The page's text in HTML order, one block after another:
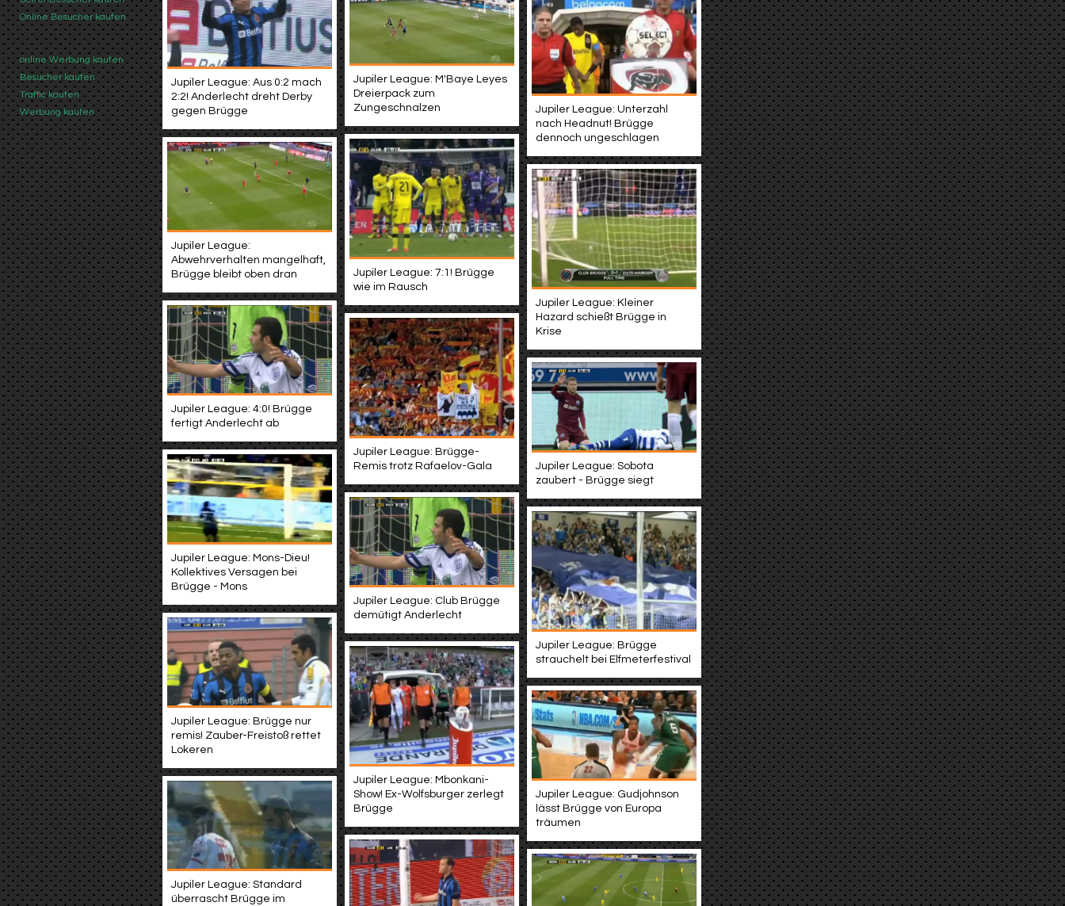
Online Besucher kaufen
online Werbung kaufen
Besucher kaufen
Traffic kaufen
Werbung kaufen
Jupiler League: M'Baye Leyes
Dreierpack zum
Zungeschnalzen
Jupiler League: Unterzahl
nach Headnut! Brügge
dennoch ungeschlagen
Jupiler League: Aus 0:2 mach
2:2! Anderlecht dreht Derby
gegen Brügge
Jupiler League: 7:1! Brügge
wie im Rausch
Jupiler League:
Abwehrverhalten mangelhaft,
Brügge bleibt oben dran
Jupiler League: Kleiner
Hazard schießt Brügge in
Krise
Jupiler League: 4:0! Brügge
fertigt Anderlecht ab
Jupiler League: Brügge-
Remis trotz Rafaelov-Gala
Jupiler League: Sobota
zaubert - Brügge siegt
Jupiler League: Mons-Dieu!
Kollektives Versagen bei
Brügge - Mons
Jupiler League: Club Brügge
demütigt Anderlecht
Jupiler League: Brügge
strauchelt bei Elfmeterfestival
Jupiler League: Brügge nur
remis! Zauber-Freistoß rettet
Lokeren
Jupiler League: Mbonkani-
Show! Ex-Wolfsburger zerlegt
Brügge
Jupiler League: Gudjohnson
lässt Brügge von Europa
träumen
Jupiler League: Standard
überrascht Brügge im